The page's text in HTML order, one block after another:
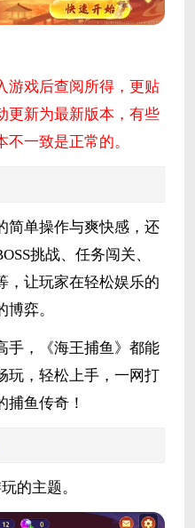
游戏后查阅所得，更贴
更新为最新版本，有些
一致是正常的。
简单操作与爽快感，还
挑战、任务闯关、
，让玩家在轻松娱乐的
弈。
手，《海王捕鱼》都能
玩，轻松上手，一网打
捕鱼传奇！
的主题。